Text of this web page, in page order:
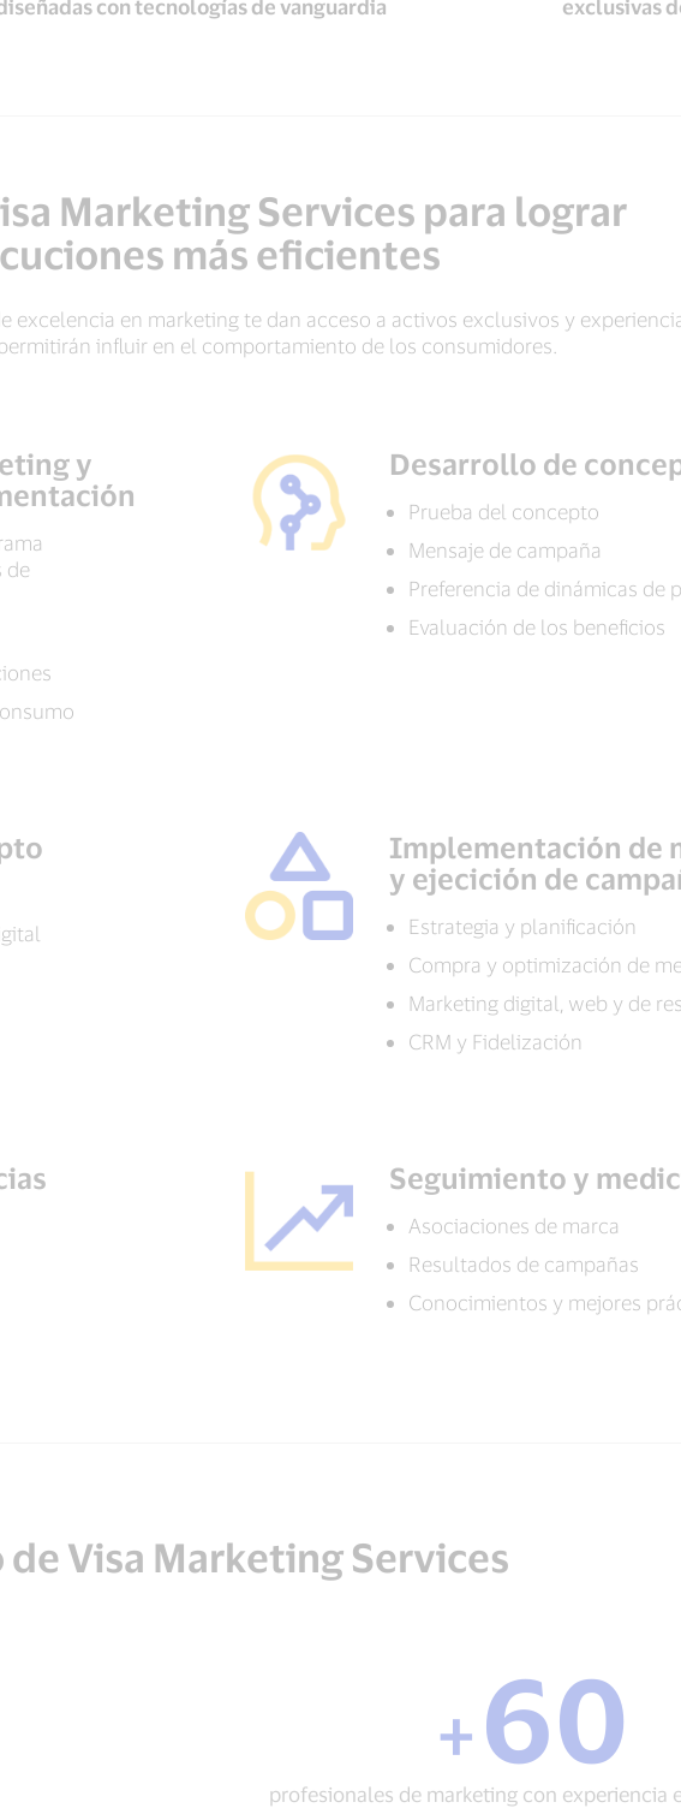
con tecnologías de vanguardia
exclusivas
Marketing Services para lograr
más eficientes
excelencia en marketing te dan acceso a activos exclusivos y
influir en el comportamiento de los consumidores.
y
de
Desarrollo de
Prueba del concepto
Mensaje de campaña
Preferencia de dinámicas de
Evaluación de los beneficios
Implementación de
y ejecición de
Estrategia y planificación
Compra y optimización de
Marketing digital, web y de
CRM y Fidelización
Seguimiento y
Asociaciones de marca
Resultados de campañas
Conocimientos y mejores
de Visa Marketing Services
+
60
profesionales
de
marketing
con
+60
profesionales de marketing con experiencia